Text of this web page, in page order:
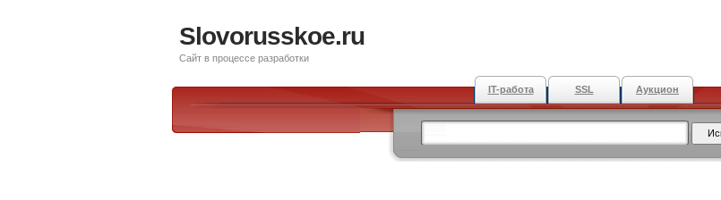
Slovorusskoe.ru
Сайт в процессе разработки
IT-работа SSL Аукцион